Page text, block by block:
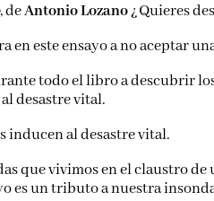
, deAntonio Lozano¿Quieres
en este ensayo a no aceptar
todo el libro a descubrir
desastre vital.
inducen al desastre vital.
que vivimos en el claustro
es un tributo a nuestra